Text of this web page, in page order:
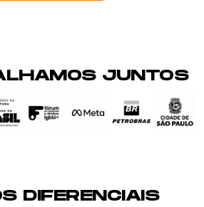
JUNTOS
DIFERENCIAIS